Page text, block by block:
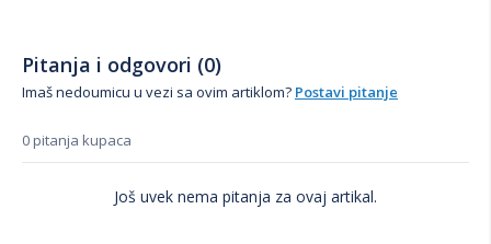
Pitanja i odgovori (0)
Imaš nedoumicu u vezi sa ovim artiklom? Postavi pitanje
0 pitanja kupaca
Još uvek nema pitanja za ovaj artikal.